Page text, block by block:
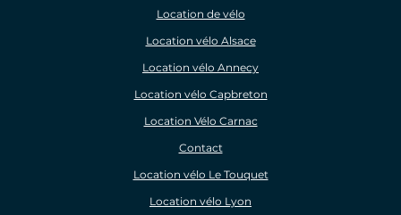
Location de vélo
Location vélo Alsace
Location vélo Annecy
Location vélo Capbreton
Location Vélo Carnac
Contact
Location vélo Le Touquet
Location vélo Lyon